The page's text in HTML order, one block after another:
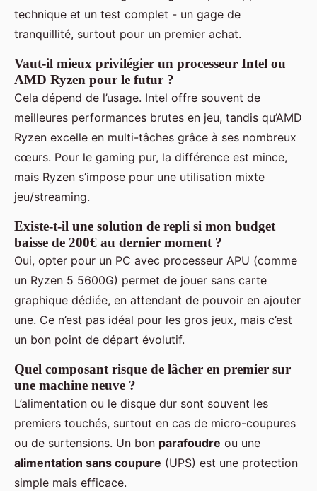
technique et un test complet - un gage de
tranquillité, surtout pour un premier achat.
Vaut-il mieux privilégier un processeur Intel ou
AMD Ryzen pour le futur ?
Cela dépend de l’usage. Intel offre souvent de
meilleures performances brutes en jeu, tandis qu’AMD
Ryzen excelle en multi-tâches grâce à ses nombreux
cœurs. Pour le gaming pur, la différence est mince,
mais Ryzen s’impose pour une utilisation mixte
jeu/streaming.
Existe-t-il une solution de repli si mon budget
baisse de 200€ au dernier moment ?
Oui, opter pour un PC avec processeur APU (comme
un Ryzen 5 5600G) permet de jouer sans carte
graphique dédiée, en attendant de pouvoir en ajouter
une. Ce n’est pas idéal pour les gros jeux, mais c’est
un bon point de départ évolutif.
Quel composant risque de lâcher en premier sur
une machine neuve ?
L’alimentation ou le disque dur sont souvent les
premiers touchés, surtout en cas de micro-coupures
ou de surtensions. Un bon parafoudre ou une
alimentation sans coupure (UPS) est une protection
simple mais efficace.